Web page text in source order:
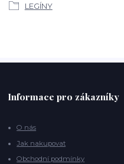
LEGÍNY
Informace pro zákazníky
O nás
Jak nakupovat
Obchodní podmínky